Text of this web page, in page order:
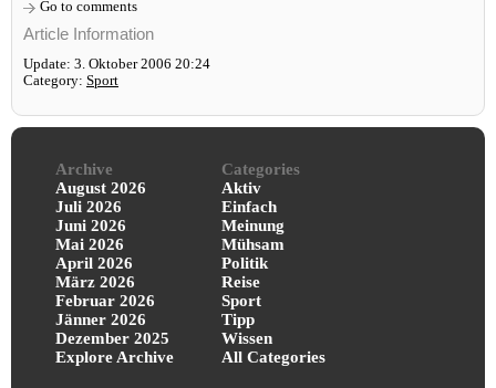
Go to comments
Article Information
Update: 3. Oktober 2006 20:24
Category: Sport
Archive
August 2026
Juli 2026
Juni 2026
Mai 2026
April 2026
März 2026
Februar 2026
Jänner 2026
Dezember 2025
Explore Archive
Categories
Aktiv
Einfach
Meinung
Mühsam
Politik
Reise
Sport
Tipp
Wissen
All Categories